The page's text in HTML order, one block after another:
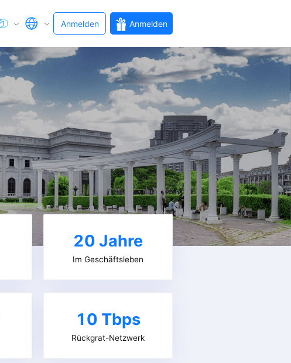
Anmelden Anmelden
20 Jahre
Im Geschäftsleben
10 Tbps
Rückgrat-Netzwerk